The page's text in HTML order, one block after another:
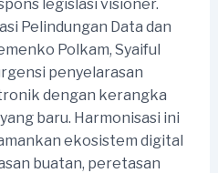
legislasi visioner.
Pelindungan Data dan
Polkam, Syaiful
penyelarasan
dengan kerangka
baru. Harmonisasi ini
ekosistem digital
buatan, peretasan